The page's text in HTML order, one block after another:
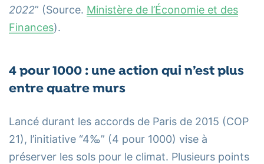
2022” (Source. Ministère de l’Économie et des
Finances).
4 pour 1000 : une action qui n’est plus
entre quatre murs
Lancé durant les accords de Paris de 2015 (COP
21), l’initiative “4‰” (4 pour 1000) vise à
préserver les sols pour le climat. Plusieurs points